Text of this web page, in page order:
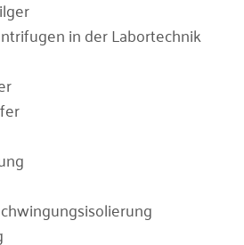
in der Labortechnik